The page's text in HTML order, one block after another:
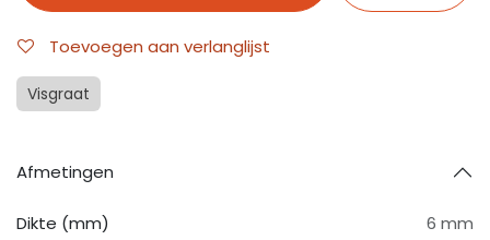
Toevoegen aan verlanglijst
Visgraat
Afmetingen
Dikte (mm) 6 mm